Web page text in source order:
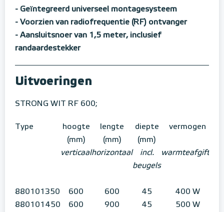
- Geïntegreerd universeel montagesysteem
- Voorzien van radiofrequentie (RF) ontvanger
- Aansluitsnoer van 1,5 meter, inclusief
randaardestekker
Uitvoeringen
STRONG WIT RF 600;
Type
hoogte
(mm)
lengte
(mm)
diepte
(mm)
vermogen
verticaalhorizontaal
incl.
beugels
warmteafgifte
880101350 600 600 45
400 W
880101450
600 900 45
500 W